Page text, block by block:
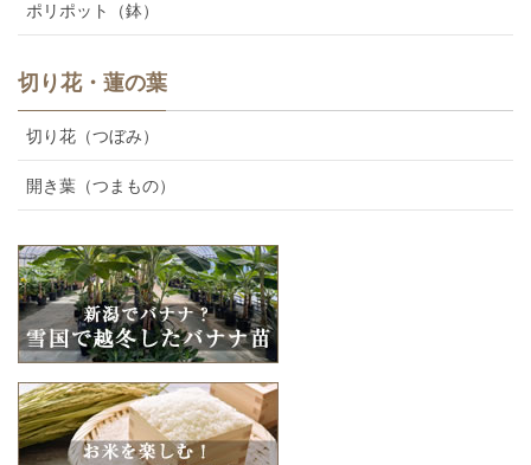
ポリポット（鉢）
切り花・蓮の葉
切り花（つぼみ）
開き葉（つまもの）